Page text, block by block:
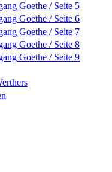
Goethe / Seite 5
Goethe / Seite 6
Goethe / Seite 7
Goethe / Seite 8
Goethe / Seite 9